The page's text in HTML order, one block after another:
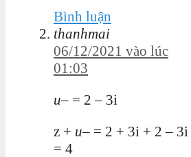
Bình luận
thanhmai
06/12/2021 vào lúc
01:03
u– = 2 – 3i
z + u– = 2 + 3i + 2 – 3i
= 4